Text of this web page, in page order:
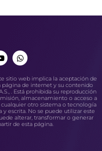
sitio web implica la aceptación de
página de internet y su contenido
. Está prohibida su reproducción
almacenamiento o acceso a
otro sistema o tecnología
y escrita. No se puede utilizar este
alterar, transformar o generar
de esta página.